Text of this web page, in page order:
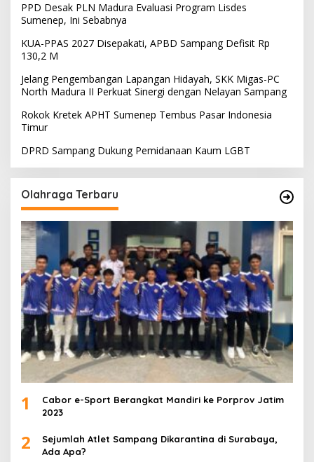
PPD Desak PLN Madura Evaluasi Program Lisdes
Sumenep, Ini Sebabnya
KUA-PPAS 2027 Disepakati, APBD Sampang Defisit Rp
130,2 M
Jelang Pengembangan Lapangan Hidayah, SKK Migas-PC
North Madura II Perkuat Sinergi dengan Nelayan Sampang
Rokok Kretek APHT Sumenep Tembus Pasar Indonesia
Timur
DPRD Sampang Dukung Pemidanaan Kaum LGBT
Olahraga Terbaru
1
Cabor e-Sport Berangkat Mandiri ke Porprov Jatim
2023
2
Sejumlah Atlet Sampang Dikarantina di Surabaya,
Ada Apa?